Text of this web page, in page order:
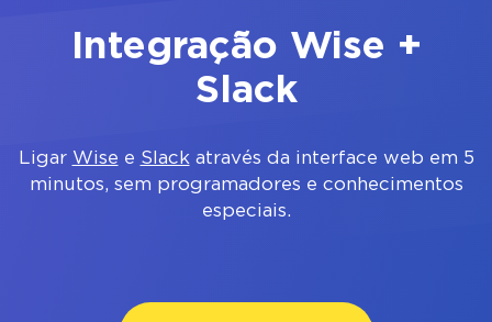
Integração Wise +
Slack
Ligar Wise e Slackatravés da interface web em 5
minutos, sem programadores e conhecimentos
especiais.